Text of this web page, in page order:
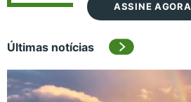
ASSINE AGORA
Últimas notícias